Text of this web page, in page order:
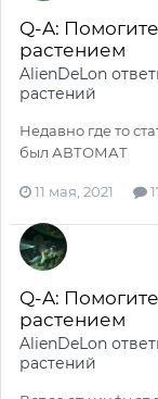
Q-A:
растением
AlienDeLon
растений
Недавно где то
был АВТОМАТ
11 мая, 2021
Q-A:
растением
AlienDeLon
растений